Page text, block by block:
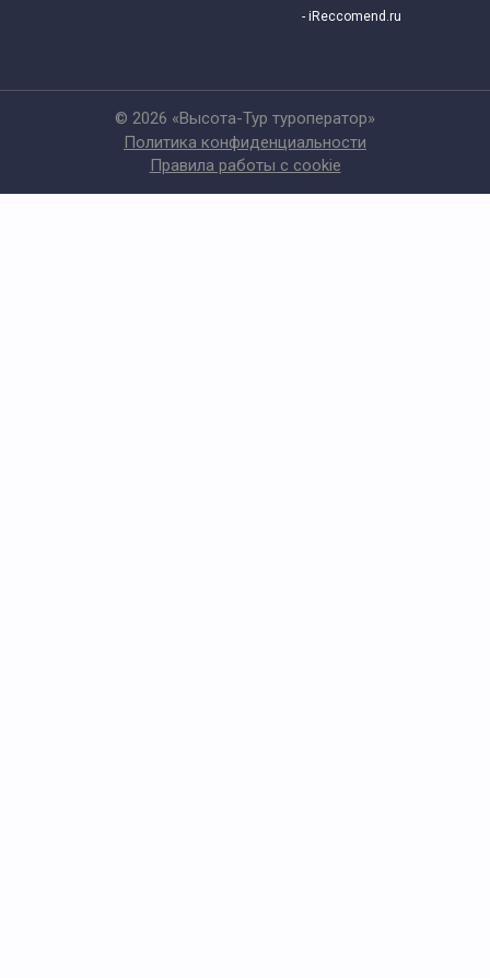
- iReccomend.ru
© 2026 «Высота-Тур туроператор»
Политика конфиденциальности
Правила работы с cookie